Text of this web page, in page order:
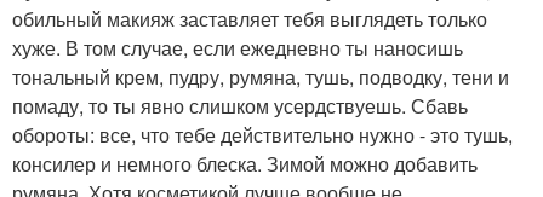
обильный макияж заставляет тебя выглядеть только
хуже. В том случае, если ежедневно ты наносишь
тональный крем, пудру, румяна, тушь, подводку, тени и
помаду, то ты явно слишком усердствуешь. Сбавь
обороты: все, что тебе действительно нужно - это тушь,
консилер и немного блеска. Зимой можно добавить